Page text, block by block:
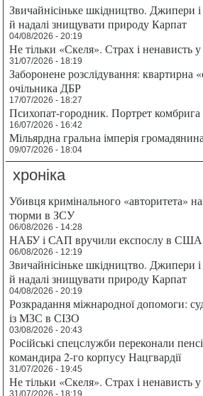
Звичайнісіньке шкідництво. Джипери
й надалі знищувати природу Карпат
04/08/2026 - 20:19
Не тільки «Скеля». Страх і
31/07/2026 - 18:19
Заборонене розслідування: квартирна
очільника ДБР
17/07/2026 - 18:27
Психопат-городник. Портрет
16/07/2026 - 16:42
Мільярдна гральна імперія
09/07/2026 - 18:04
хроніка
Убивця кримінального «авторитета»
тюрми в ЗСУ
06/08/2026 - 14:28
НАБУ і САП вручили експослу в США
06/08/2026 - 12:19
Звичайнісіньке шкідництво. Джипери
й надалі знищувати природу Карпат
04/08/2026 - 20:19
Розкрадання міжнародної допомоги:
із МЗС в СІЗО
03/08/2026 - 20:43
Російські спецслужби переконали
командира 2-го корпусу Нацгвардії
31/07/2026 - 19:45
Не тільки «Скеля». Страх і
31/07/2026 - 18:19